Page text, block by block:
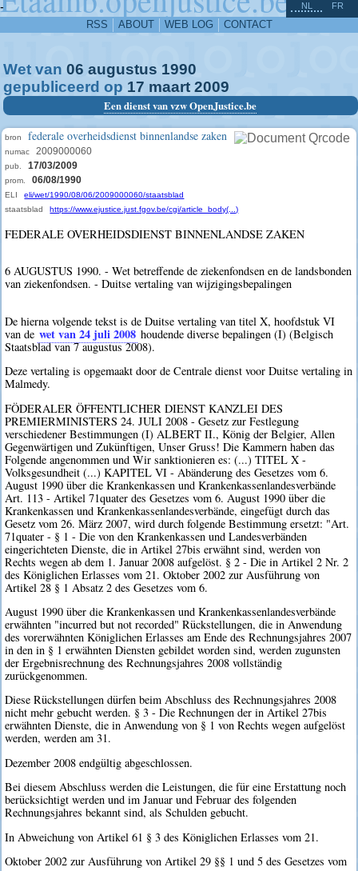
-
RSS ABOUT WEB LOG CONTACT
NL FR
Wet van 06 augustus 1990
gepubliceerd op 17 maart 2009
Een dienst van vzw OpenJustice.be
bron federale overheidsdienst binnenlandse zaken
numac 2009000060
pub. 17/03/2009
prom. 06/08/1990
ELI
eli/wet/1990/08/06/2009000060/staatsblad
staatsblad
https://www.ejustice.just.fgov.be/cgi/article_body(...)
FEDERALE OVERHEIDSDIENST BINNENLANDSE ZAKEN
6 AUGUSTUS 1990. - Wet betreffende de ziekenfondsen en de landsbonden
van ziekenfondsen. - Duitse vertaling van wijzigingsbepalingen
De hierna volgende tekst is de Duitse vertaling van titel X, hoofdstuk VI
van de wet van 24 juli 2008 houdende diverse bepalingen (I) (Belgisch
Staatsblad van 7 augustus 2008).
Deze vertaling is opgemaakt door de Centrale dienst voor Duitse vertaling in
Malmedy.
FÖDERALER ÖFFENTLICHER DIENST KANZLEI DES
PREMIERMINISTERS 24. JULI 2008 - Gesetz zur Festlegung
verschiedener Bestimmungen (I) ALBERT II., König der Belgier, Allen
Gegenwärtigen und Zukünftigen, Unser Gruss! Die Kammern haben das
Folgende angenommen und Wir sanktionieren es: (...) TITEL X -
Volksgesundheit (...) KAPITEL VI - Abänderung des Gesetzes vom 6.
August 1990 über die Krankenkassen und Krankenkassenlandesverbände
Art. 113 - Artikel 71quater des Gesetzes vom 6. August 1990 über die
Krankenkassen und Krankenkassenlandesverbände, eingefügt durch das
Gesetz vom 26. März 2007, wird durch folgende Bestimmung ersetzt: "Art.
71quater - § 1 - Die von den Krankenkassen und Landesverbänden
eingerichteten Dienste, die in Artikel 27bis erwähnt sind, werden von
Rechts wegen ab dem 1. Januar 2008 aufgelöst. § 2 - Die in Artikel 2 Nr. 2
des Königlichen Erlasses vom 21. Oktober 2002 zur Ausführung von
Artikel 28 § 1 Absatz 2 des Gesetzes vom 6.
August 1990 über die Krankenkassen und Krankenkassenlandesverbände
erwähnten "incurred but not recorded" Rückstellungen, die in Anwendung
des vorerwähnten Königlichen Erlasses am Ende des Rechnungsjahres 2007
in den in § 1 erwähnten Diensten gebildet worden sind, werden zugunsten
der Ergebnisrechnung des Rechnungsjahres 2008 vollständig
zurückgenommen.
Diese Rückstellungen dürfen beim Abschluss des Rechnungsjahres 2008
nicht mehr gebucht werden. § 3 - Die Rechnungen der in Artikel 27bis
erwähnten Dienste, die in Anwendung von § 1 von Rechts wegen aufgelöst
werden, werden am 31.
Dezember 2008 endgültig abgeschlossen.
Bei diesem Abschluss werden die Leistungen, die für eine Erstattung noch
berücksichtigt werden und im Januar und Februar des folgenden
Rechnungsjahres bekannt sind, als Schulden gebucht.
In Abweichung von Artikel 61 § 3 des Königlichen Erlasses vom 21.
Oktober 2002 zur Ausführung von Artikel 29 §§ 1 und 5 des Gesetzes vom
^